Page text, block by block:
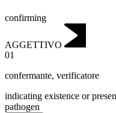
confirming
AGGETTIVO
01
confermante, verificatore
indicating existence or
pathogen